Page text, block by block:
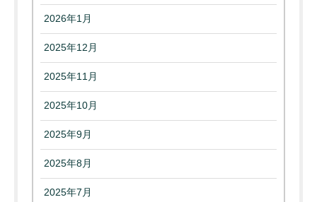
2026年1月
2025年12月
2025年11月
2025年10月
2025年9月
2025年8月
2025年7月